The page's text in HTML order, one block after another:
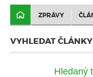
ZPRÁVY
VYHLEDAT
Hledaný